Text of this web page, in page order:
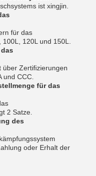
ist xingjin.
für das
120L und 150L.
über Zertifizierungen
und CCC.
für das
2 Satze.
des
oder Erhalt der